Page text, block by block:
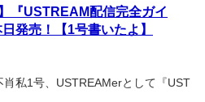
『USTREAM配信完全ガイ
日発売！【1号書いたよ】
私1号、USTREAMerとして『UST